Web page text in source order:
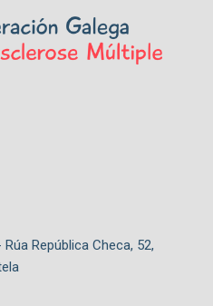
República Checa, 52,